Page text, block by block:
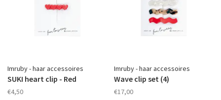
Imruby - haar accessoires
SUKI heart clip - Red
€4,50
Imruby - haar accessoires
Wave clip set (4)
€17,00